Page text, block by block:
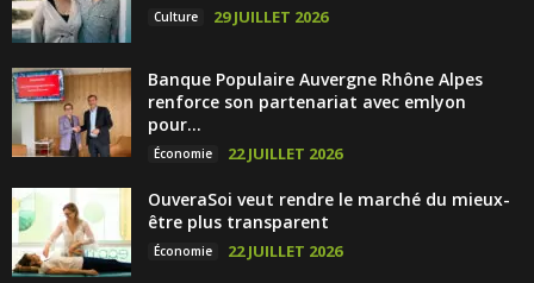
Culture 29 JUILLET 2026
Banque Populaire Auvergne Rhône Alpes
renforce son partenariat avec emlyon
pour...
Économie 22 JUILLET 2026
OuveraSoi veut rendre le marché du mieux-
être plus transparent
Économie 22 JUILLET 2026